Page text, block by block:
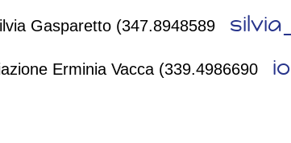
Gasparetto (347.8948589
Erminia Vacca (339.4986690